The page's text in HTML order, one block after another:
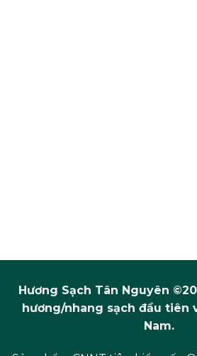
Hương Sạch Tân Nguyên
hương/nhang sạch đầu tiên
Nam.